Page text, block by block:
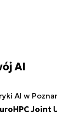
AI
AI w
Joint